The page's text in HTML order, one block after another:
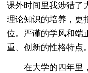
课外时间里我涉猎了
理论知识的培养，更
位。严谨的学风和端
重、创新的性格特点。
在大学的四年里，